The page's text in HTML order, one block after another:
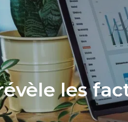
les